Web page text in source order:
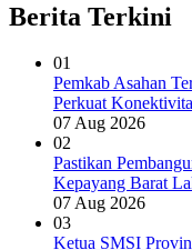
Berita Terkini
01
Pemkab Asahan
Perkuat
07 Aug 2026
02
Pastikan
Kepayang Barat
07 Aug 2026
03
Ketua SMSI